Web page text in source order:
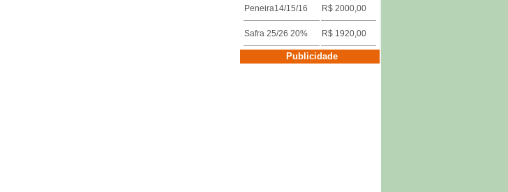
Peneira14/15/16 R$ 2000,00
Safra 25/26 20% R$ 1920,00
Cotações por Cidades
Publicidade